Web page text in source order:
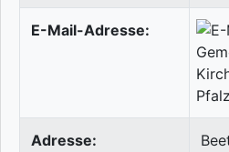
E-Mail-Adresse:
Adresse: